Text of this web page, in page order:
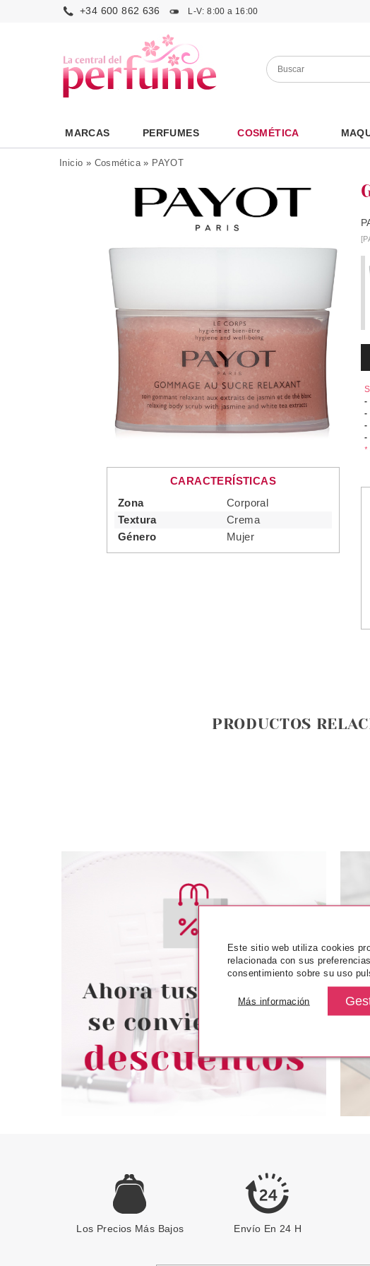
+34 600 862 636 L-V: 8:00 a 16:00
MARCAS PERFUMES COSMÉTICA
Inicio » Cosmética» PAYOT
CARACTERÍSTICAS
Zona
Corporal
Textura
Crema
Género
Mujer
-
-
-
-
*
PRODUCTOS
PAYOT L'AUTHENTIQUE 50ML
Pvr 132.00€ desde
89.19€
PAYOT TECHNI LISS CICA
EXPERT BALSAMO
RESTAURADOR 50 ML
-32% 21.75€
Los Precios Más Bajos Envío En 24 H
Este sitio web utiliza cookies
relacionada con sus
consentimiento sobre su uso
Más información